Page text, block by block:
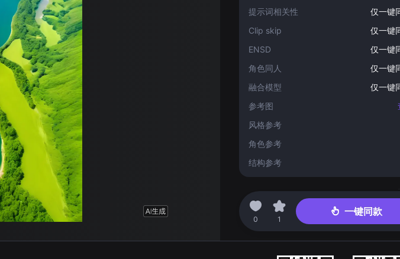
提示词相关性
仅一键
Clip skip
仅一键
ENSD
仅一键
角色同人
仅一键
融合模型
仅一键
参考图
风格参考
角色参考
结构参考
2024-03-15 15:16
0 1
一键同款